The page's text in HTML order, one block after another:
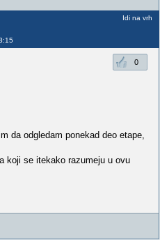
Idi na vrh
0
da odgledam ponekad deo etape,
koji se itekako razumeju u ovu